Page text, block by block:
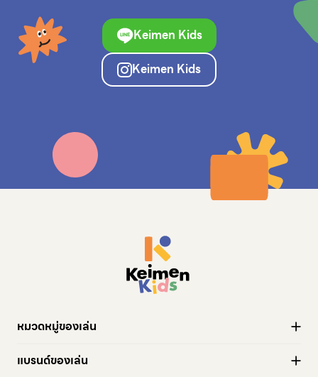
Keimen Kids
Keimen Kids
หมวดหมู่ของเล่น
Active play
แบรนด์ของเล่น